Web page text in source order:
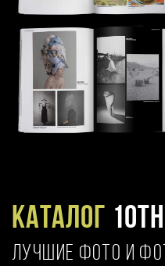
Каталог
ЛУЧШИЕ ФОТО И